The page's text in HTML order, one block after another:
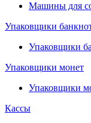
Машины для
Упаковщики
Упаковщики
Упаковщики монет
Упаковщики
Кассы